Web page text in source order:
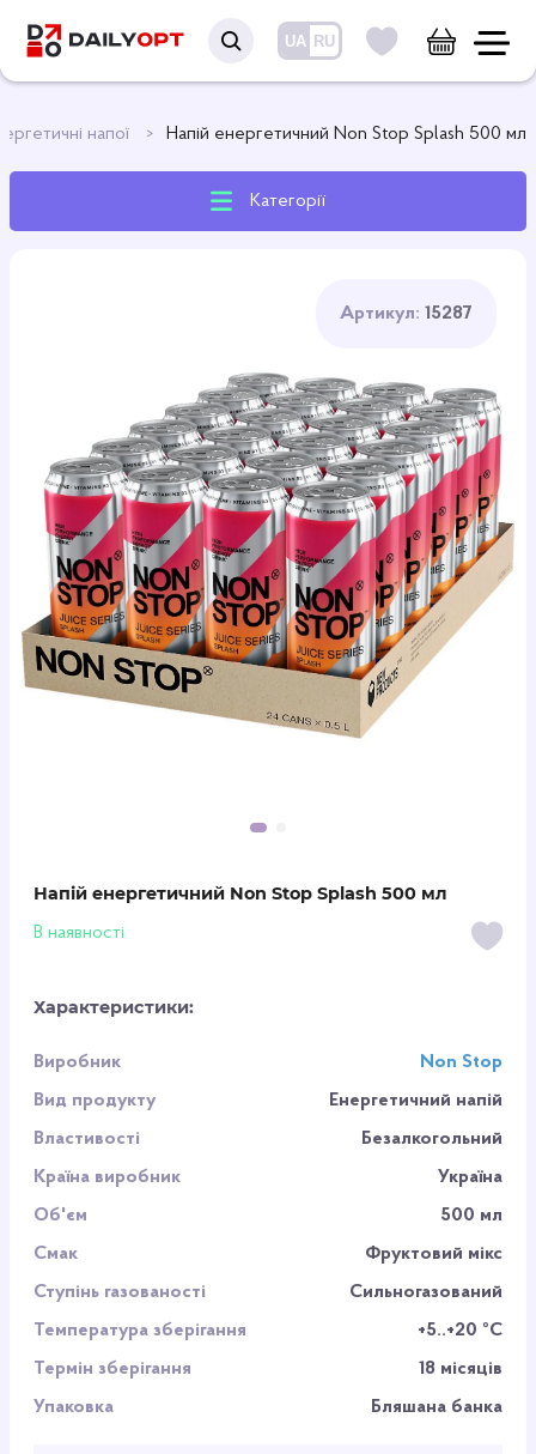
UA RU
напої Напій енергетичний Non Stop Splash 500 мл
Категорії
Артикул: 15287
Напій енергетичний Non Stop Splash 500 мл
В наявності
Характеристики:
Виробник
Non Stop
Вид продукту
Енергетичний напій
Властивості
Безалкогольний
Країна виробник
Україна
Об'єм
500 мл
Смак
Фруктовий мікс
Ступінь газованості
Сильногазований
Температура зберігання
+5..+20 ºC
Термін зберігання
18 місяців
Упаковка
Бляшана банка